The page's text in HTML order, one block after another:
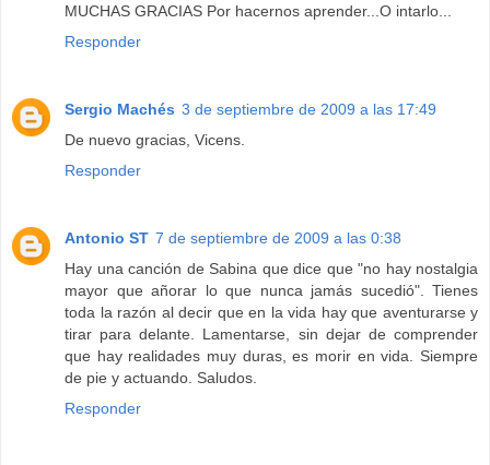
MUCHAS GRACIAS Por hacernos aprender...O intarlo...
Responder
Sergio Machés 3 de septiembre de 2009 a las 17:49
De nuevo gracias, Vicens.
Responder
Antonio ST 7 de septiembre de 2009 a las 0:38
Hay una canción de Sabina que dice que "no hay nostalgia
mayor que añorar lo que nunca jamás sucedió". Tienes
toda la razón al decir que en la vida hay que aventurarse y
tirar para delante. Lamentarse, sin dejar de comprender
que hay realidades muy duras, es morir en vida. Siempre
de pie y actuando. Saludos.
Responder